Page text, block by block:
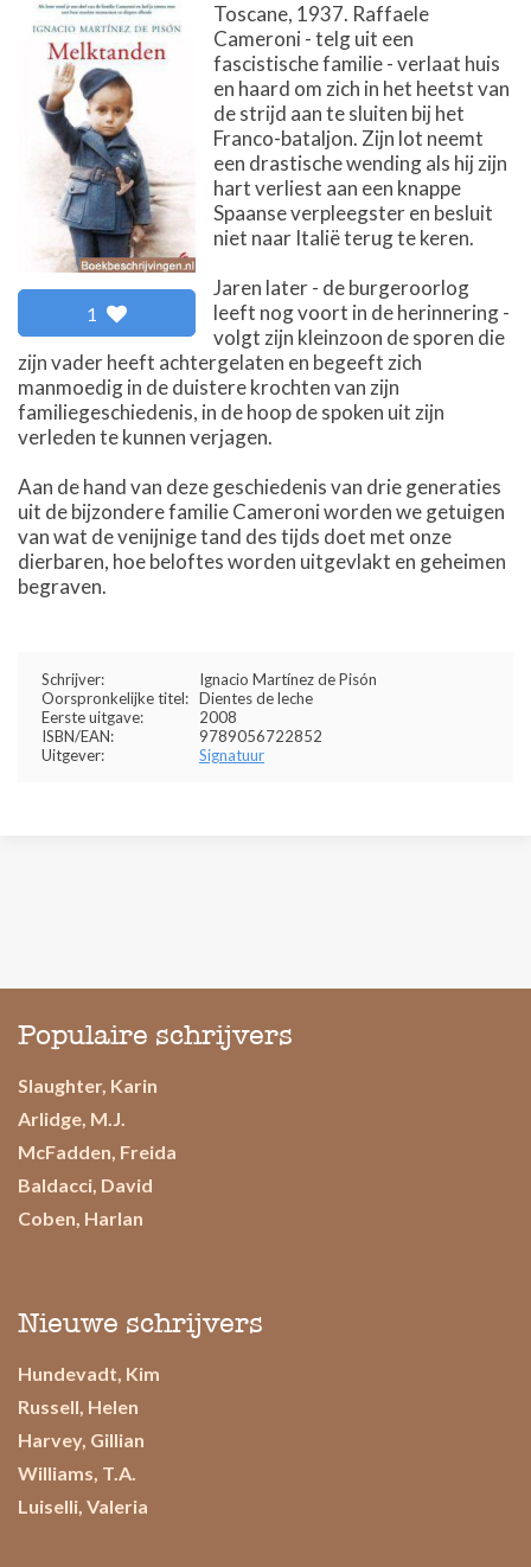
1
Toscane, 1937. Raffaele
Cameroni - telg uit een
fascistische familie - verlaat huis
en haard om zich in het heetst van
de strijd aan te sluiten bij het
Franco-bataljon. Zijn lot neemt
een drastische wending als hij zijn
hart verliest aan een knappe
Spaanse verpleegster en besluit
niet naar Italië terug te keren.
Jaren later - de burgeroorlog
leeft nog voort in de herinnering -
volgt zijn kleinzoon de sporen die
zijn vader heeft achtergelaten en begeeft zich
manmoedig in de duistere krochten van zijn
familiegeschiedenis, in de hoop de spoken uit zijn
verleden te kunnen verjagen.
Aan de hand van deze geschiedenis van drie generaties
uit de bijzondere familie Cameroni worden we getuigen
van wat de venijnige tand des tijds doet met onze
dierbaren, hoe beloftes worden uitgevlakt en geheimen
begraven.
Schrijver:
Ignacio Martínez de Pisón
Oorspronkelijke titel: Dientes de leche
Eerste uitgave:
2008
ISBN/EAN:
9789056722852
Uitgever:
Signatuur
Populaire schrijvers
Slaughter, Karin
Arlidge, M.J.
McFadden, Freida
Baldacci, David
Coben, Harlan
Nieuwe schrijvers
Hundevadt, Kim
Russell, Helen
Harvey, Gillian
Williams, T.A.
Luiselli, Valeria